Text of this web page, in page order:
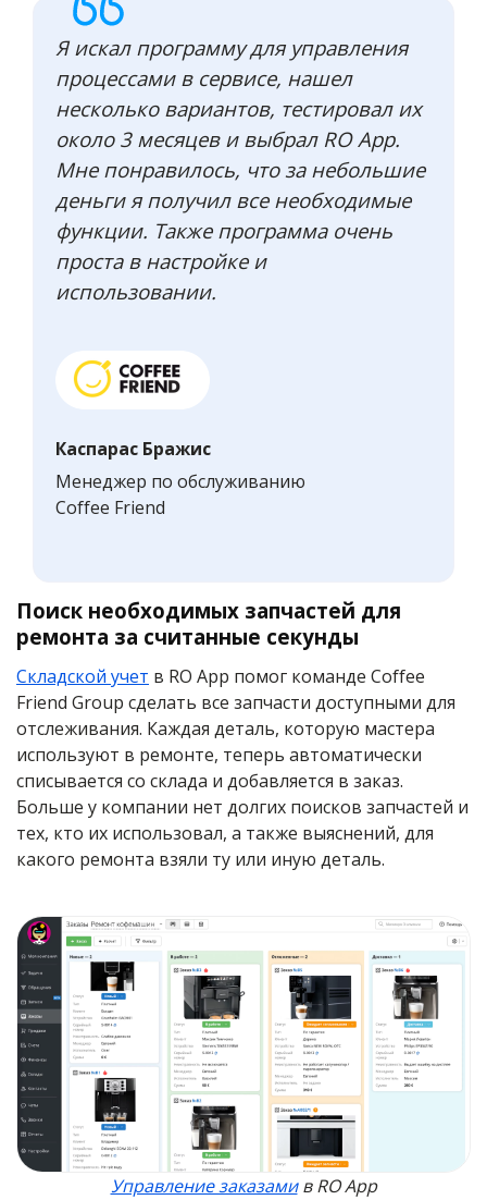
Я искал программу для управления
процессами в сервисе, нашел
несколько вариантов, тестировал их
около 3 месяцев и выбрал RO App.
Мне понравилось, что за небольшие
деньги я получил все необходимые
функции. Также программа очень
проста в настройке и
использовании.
Каспарас Бражис
Менеджер по обслуживанию
Coffee Friend
Поиск необходимых запчастей для
ремонта за считанные секунды
Складской учет в RO App помог команде Coffee
Friend Group сделать все запчасти доступными для
отслеживания. Каждая деталь, которую мастера
используют в ремонте, теперь автоматически
списывается со склада и добавляется в заказ.
Больше у компании нет долгих поисков запчастей и
тех, кто их использовал, а также выяснений, для
какого ремонта взяли ту или иную деталь.
Управление заказамив RO App